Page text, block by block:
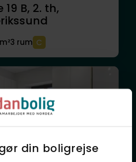
din boligrejse
B, 2. th,
3 rum